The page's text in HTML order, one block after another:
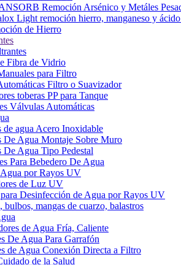
Remoción Arsénico y Metáles
Light remoción hierro, manganeso y
de Hierro
Fibra de Vidrio
para Filtro
Filtro o Suavizador
toberas PP para Tanque
Válvulas Automáticas
de agua Acero Inoxidable
De Agua Montaje Sobre Muro
De Agua Tipo Pedestal
Para Bebedero De Agua
por Rayos UV
de Luz UV
Desinfección de Agua por Rayos UV
bulbos, mangas de cuarzo, balastros
de Agua Fría, Caliente
De Agua Para Garrafón
de Agua Conexión Directa a Filtro
de la Salud